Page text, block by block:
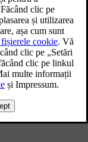
de sticlă. Puteți
comanda din
de sticlă fixat în